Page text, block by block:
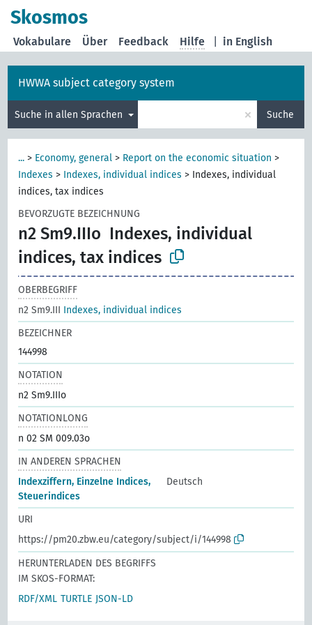
Skosmos
in English
Vokabulare Über Feedback Hilfe
HWWA subject category system
Suche in allen Sprachen × Suche
... > Economy, general > Report on the economic situation >
Indexes > Indexes, individual indices > Indexes, individual
indices, tax indices
BEVORZUGTE BEZEICHNUNG
n2 Sm9.IIIo Indexes, individual
indices, tax indices
OBERBEGRIFF
n2 Sm9.III Indexes, individual indices
BEZEICHNER
144998
NOTATION
n2 Sm9.IIIo
NOTATIONLONG
n 02 SM 009.03o
IN ANDEREN SPRACHEN
Indexziffern, Einzelne Indices,
Steuerindices
Deutsch
URI
https://pm20.zbw.eu/category/subject/i/144998
HERUNTERLADEN DES BEGRIFFS
IM SKOS-FORMAT:
RDF/XML TURTLE JSON-LD